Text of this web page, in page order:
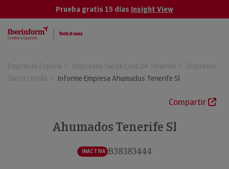
Prueba gratis 15 días Insight View
Empresas España Empresas Santa Cruz De Tenerife
Empresas
Santa Ursula
Informe Empresa Ahumados Tenerife Sl
Compartir
Ahumados Tenerife Sl
INACTIVA B38383444